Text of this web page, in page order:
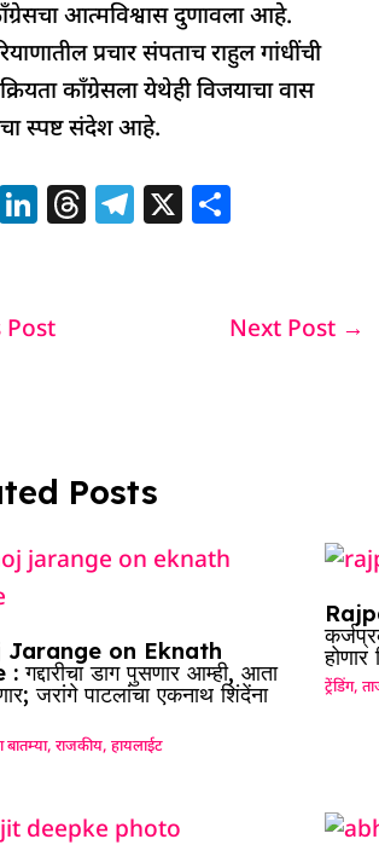
काँग्रेसचा आत्मविश्वास दुणावला आहे.
प्रचार संपताच राहुल गांधींची
काँग्रेसला येथेही विजयाचा वास
स्पष्ट संदेश आहे.
W Li
e
T T X
e
Post Next Post →
Posts
Jarange on Eknath
गद्दारीचा डाग पुसणार आम्ही, आता
जरांगे पाटलांचा एकनाथ शिंदेंना
बातम्या,राजकीय,हायलाईट
होणार
ट्रेंडिंग,